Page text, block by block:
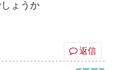
ょうか
返信